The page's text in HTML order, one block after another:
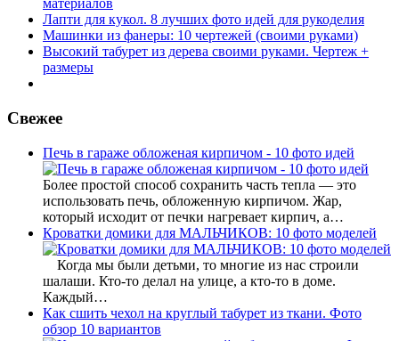
материалов
Лапти для кукол. 8 лучших фото идей для рукоделия
Машинки из фанеры: 10 чертежей (своими руками)
Высокий табурет из дерева своими руками. Чертеж +
размеры
Свежее
Печь в гараже обложеная кирпичом - 10 фото идей
Более простой способ сохранить часть тепла — это
использовать печь, обложенную кирпичом. Жар,
который исходит от печки нагревает кирпич, а…
Кроватки домики для МАЛЬЧИКОВ: 10 фото моделей
Когда мы были детьми, то многие из нас строили
шалаши. Кто-то делал на улице, а кто-то в доме.
Каждый…
Как сшить чехол на круглый табурет из ткани. Фото
обзор 10 вариантов